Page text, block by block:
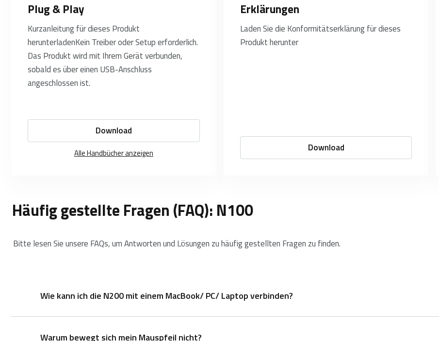
Plug & Play
Kurzanleitung für dieses Produkt
herunterladenKein Treiber oder Setup erforderlich.
Das Produkt wird mit Ihrem Gerät verbunden,
sobald es über einen USB-Anschluss
angeschlossen ist.
Download
Alle Handbücher anzeigen
Erklärungen
Laden Sie die Konformitätserklärung für dieses
Produkt herunter
Download
Häufig gestellte Fragen (FAQ): N100
Bitte lesen Sie unsere FAQs, um Antworten und Lösungen zu häufig gestellten Fragen zu finden.
Wie kann ich die N200 mit einem MacBook/ PC/ Laptop verbinden?
Warum bewegt sich mein Mauspfeil nicht?